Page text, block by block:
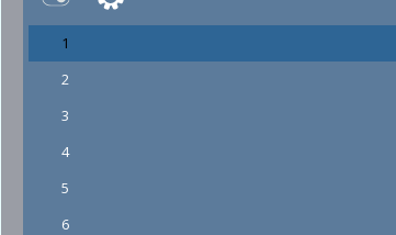
1
2
3
4
5
6